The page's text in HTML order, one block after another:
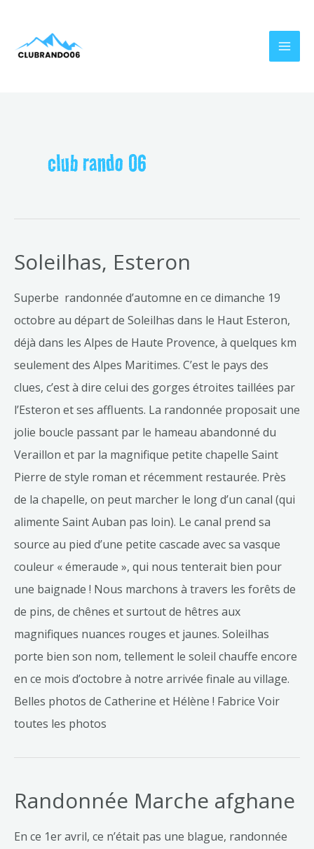
contenu
club rando 06
Soleilhas, Esteron
Superbe randonnée d’automne en ce dimanche 19
octobre au départ de Soleilhas dans le Haut Esteron,
déjà dans les Alpes de Haute Provence, à quelques km
seulement des Alpes Maritimes. C’est le pays des
clues, c’est à dire celui des gorges étroites taillées par
l’Esteron et ses affluents. La randonnée proposait une
jolie boucle passant par le hameau abandonné du
Veraillon et par la magnifique petite chapelle Saint
Pierre de style roman et récemment restaurée. Près
de la chapelle, on peut marcher le long d’un canal (qui
alimente Saint Auban pas loin). Le canal prend sa
source au pied d’une petite cascade avec sa vasque
couleur « émeraude », qui nous tenterait bien pour
une baignade ! Nous marchons à travers les forêts de
de pins, de chênes et surtout de hêtres aux
magnifiques nuances rouges et jaunes. Soleilhas
porte bien son nom, tellement le soleil chauffe encore
en ce mois d’octobre à notre arrivée finale au village.
Belles photos de Catherine et Hélène ! Fabrice Voir
toutes les photos
Randonnée Marche afghane
En ce 1er avril, ce n’était pas une blague, randonnée